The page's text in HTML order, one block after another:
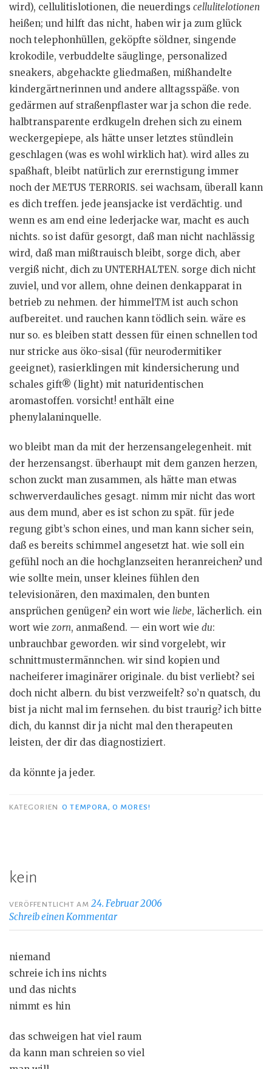
wird), cellulitislotionen, die neuerdings cellulitelotionen
heißen; und hilft das nicht, haben wir ja zum glück
noch telephonhüllen, geköpfte söldner, singende
krokodile, verbuddelte säuglinge, personalized
sneakers, abgehackte gliedmaßen, mißhandelte
kindergärtnerinnen und andere alltagsspäße. von
gedärmen auf straßenpflaster war ja schon die rede.
halbtransparente erdkugeln drehen sich zu einem
weckergepiepe, als hätte unser letztes stündlein
geschlagen (was es wohl wirklich hat). wird alles zu
spaßhaft, bleibt natürlich zur erernstigung immer
noch der METUS TERRORIS. sei wachsam, überall kann
es dich treffen. jede jeansjacke ist verdächtig. und
wenn es am end eine lederjacke war, macht es auch
nichts. so ist dafür gesorgt, daß man nicht nachlässig
wird, daß man mißtrauisch bleibt, sorge dich, aber
vergiß nicht, dich zu UNTERHALTEN. sorge dich nicht
zuviel, und vor allem, ohne deinen denkapparat in
betrieb zu nehmen. der himmelTM ist auch schon
aufbereitet. und rauchen kann tödlich sein. wäre es
nur so. es bleiben statt dessen für einen schnellen tod
nur stricke aus öko-sisal (für neurodermitiker
geeignet), rasierklingen mit kindersicherung und
schales gift® (light) mit naturidentischen
aromastoffen. vorsicht! enthält eine
phenylalaninquelle.
wo bleibt man da mit der herzensangelegenheit. mit
der herzensangst. überhaupt mit dem ganzen herzen,
schon zuckt man zusammen, als hätte man etwas
schwerverdauliches gesagt. nimm mir nicht das wort
aus dem mund, aber es ist schon zu spät. für jede
regung gibt’s schon eines, und man kann sicher sein,
daß es bereits schimmel angesetzt hat. wie soll ein
gefühl noch an die hochglanzseiten heranreichen? und
wie sollte mein, unser kleines fühlen den
televisionären, den maximalen, den bunten
ansprüchen genügen? ein wort wie liebe, lächerlich. ein
wort wie zorn, anmaßend. — ein wort wie du:
unbrauchbar geworden. wir sind vorgelebt, wir
schnittmustermännchen. wir sind kopien und
nacheiferer imaginärer originale. du bist verliebt? sei
doch nicht albern. du bist verzweifelt? so’n quatsch, du
bist ja nicht mal im fernsehen. du bist traurig? ich bitte
dich, du kannst dir ja nicht mal den therapeuten
leisten, der dir das diagnostiziert.
da könnte ja jeder.
KATEGORIEN O TEMPORA, O MORES!
kein
VERÖFFENTLICHT AM24. Februar 2006
Schreib einen Kommentar
niemand
schreie ich ins nichts
und das nichts
nimmt es hin
das schweigen hat viel raum
da kann man schreien so viel